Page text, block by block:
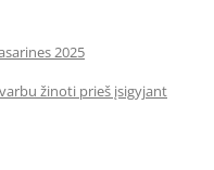
2025
žinoti prieš įsigyjant